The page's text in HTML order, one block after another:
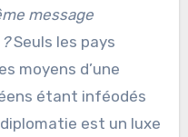
message
Seuls les pays
moyens d’une
étant inféodés
est un luxe